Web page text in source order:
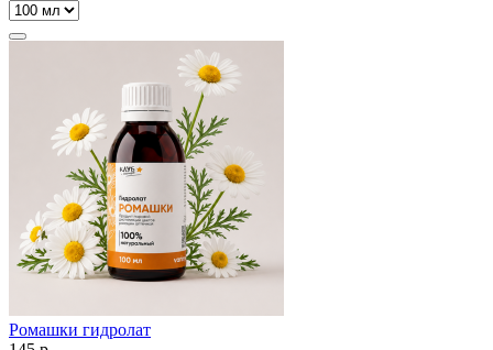
Ромашки гидролат